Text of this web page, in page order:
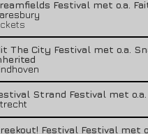
Festival met o.a.
The City Festival met o.a.
Strand Festival met
Festival Festival met